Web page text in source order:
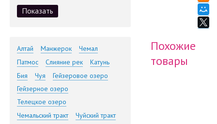
Алтай Манжерок
Чемал
Патмос
Слияние рек
Катунь
Бия
Чуя
Гейзеровое озеро
Гейзерное озеро
Телецкое озеро
Чемальский тракт
Чуйский тракт
Похожие
товары